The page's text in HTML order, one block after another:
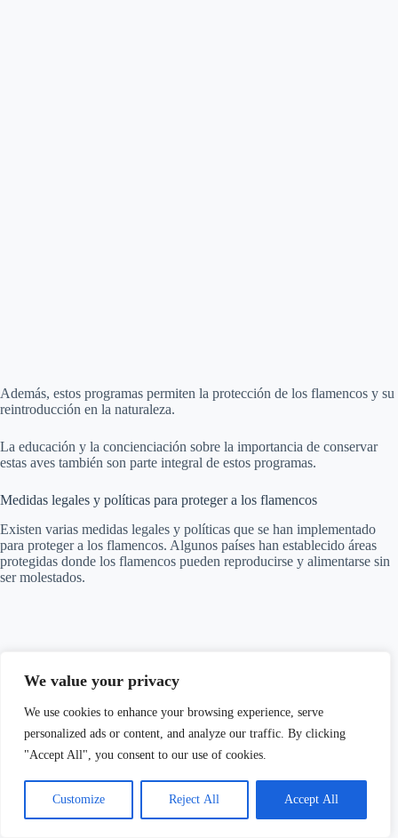
We value your privacy
We use cookies to enhance your browsing experience, serve
personalized ads or content, and analyze our traffic. By clicking
"Accept All", you consent to our use of cookies.
Customize Reject All Accept All
Además, estos programas permiten la protección de los flamencos y su
reintroducción en la naturaleza.
La educación y la concienciación sobre la importancia de conservar
estas aves también son parte integral de estos programas.
Medidas legales y políticas para proteger a los flamencos
Existen varias medidas legales y políticas que se han implementado
para proteger a los flamencos. Algunos países han establecido áreas
protegidas donde los flamencos pueden reproducirse y alimentarse sin
ser molestados.